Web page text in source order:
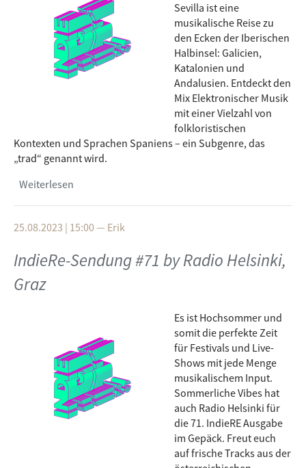
Sevilla ist eine
musikalische Reise zu
den Ecken der Iberischen
Halbinsel: Galicien,
Katalonien und
Andalusien. Entdeckt den
Mix Elektronischer Musik
mit einer Vielzahl von
folkloristischen
Kontexten und Sprachen Spaniens – ein Subgenre, das
„trad“ genannt wird.
Weiterlesen
25.08.2023 | 15:00— Erik
IndieRe-Sendung #71 by Radio Helsinki,
Graz
Es ist Hochsommer und
somit die perfekte Zeit
für Festivals und Live-
Shows mit jede Menge
musikalischem Input.
Sommerliche Vibes hat
auch Radio Helsinki für
die 71. IndieRE Ausgabe
im Gepäck. Freut euch
auf frische Tracks aus der